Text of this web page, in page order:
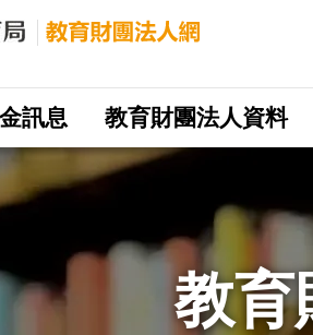
訊息 教育財團法人資料
教育